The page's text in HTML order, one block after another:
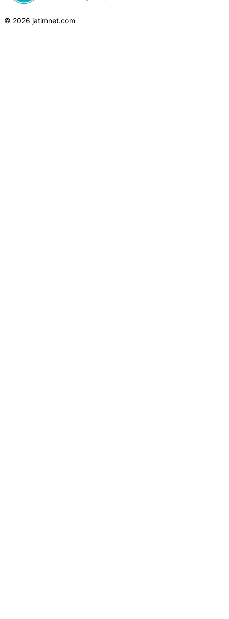
© 2026 jatimnet.com